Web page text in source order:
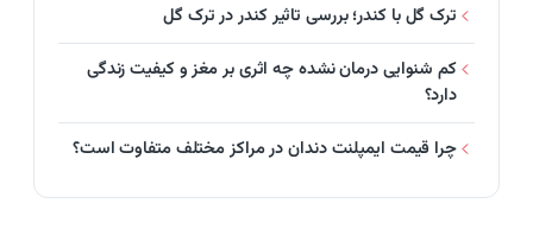
ترک گل با کندر؛ بررسی تاثیر کندر در ترک گل
کم‌ شنوایی درمان نشده چه اثری بر مغز و کیفیت زندگی
دارد؟
چرا قیمت ایمپلنت دندان در مراکز مختلف متفاوت است؟